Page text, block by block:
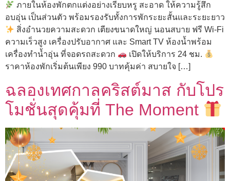
ภายในห้องพักตกแต่งอย่างเรียบหรู สะอาด ให้ความรู้สึก
อบอุ่น เป็นส่วนตัว พร้อมรองรับทั้งการพักระยะสั้นและระยะยาว
สิ่งอำนวยความสะดวก เตียงขนาดใหญ่ นอนสบาย ฟรี Wi-Fi
ความเร็วสูง เครื่องปรับอากาศ และ Smart TV ห้องน้ำพร้อม
เครื่องทำน้ำอุ่น ที่จอดรถสะดวก
เปิดให้บริการ 24 ชม.
ราคาห้องพักเริ่มต้นเพียง 990 บาทคุ้มค่า สบายใจ […]
ฉลองเทศกาลคริสต์มาส กับโปร
โมชั่นสุดคุ้มที่ The Moment